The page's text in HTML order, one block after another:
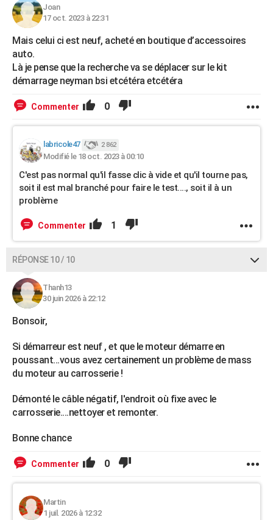
Joan
17 oct. 2023 à 22:31
Mais celui ci est neuf, acheté en boutique d’accessoires
auto.
Là je pense que la recherche va se déplacer sur le kit
démarrage neyman bsi etcétéra etcétéra
Commenter 0
labricole47 2 862
Modifié le 18 oct. 2023 à 00:10
C'est pas normal qu'il fasse clic à vide et qu'il tourne pas,
soit il est mal branché pour faire le test...., soit il à un
problème
Commenter 1
RÉPONSE 10 / 10
Thanh13
30 juin 2026 à 22:12
Bonsoir,
Si démarreur est neuf , et que le moteur démarre en
poussant...vous avez certainement un problème de mass
du moteur au carrosserie !
Démonté le câble négatif, l'endroit où fixe avec le
carrosserie....nettoyer et remonter.
Bonne chance
Commenter 0
Martin
1 juil. 2026 à 12:32